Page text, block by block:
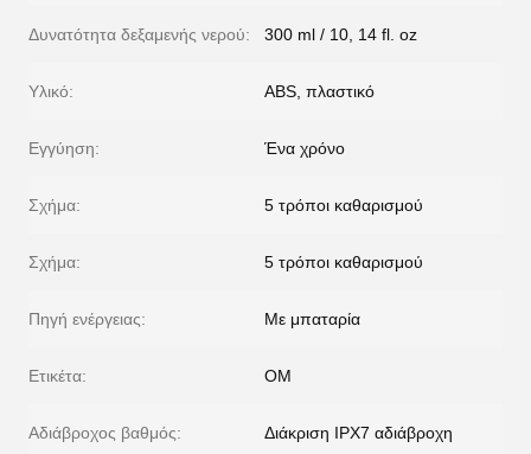
Δυνατότητα δεξαμενής νερού: 300 ml / 10, 14 fl. oz
Υλικό: ABS, πλαστικό
Εγγύηση: Ένα χρόνο
Σχήμα: 5 τρόποι καθαρισμού
Σχήμα: 5 τρόποι καθαρισμού
Πηγή ενέργειας: Με μπαταρία
Ετικέτα: ΟΜ
Αδιάβροχος βαθμός: Διάκριση IPX7 αδιάβροχη